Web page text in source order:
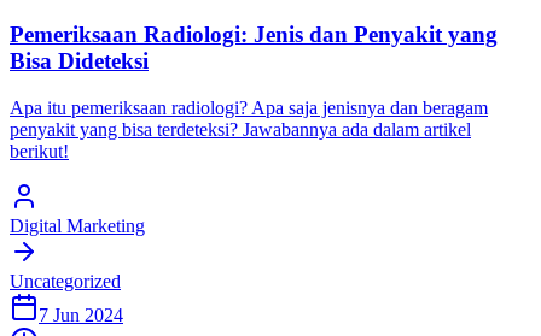
Pemeriksaan Radiologi: Jenis dan Penyakit yang
Bisa Dideteksi
Apa itu pemeriksaan radiologi? Apa saja jenisnya dan beragam
penyakit yang bisa terdeteksi? Jawabannya ada dalam artikel
berikut!
Digital Marketing
Uncategorized
7 Jun 2024